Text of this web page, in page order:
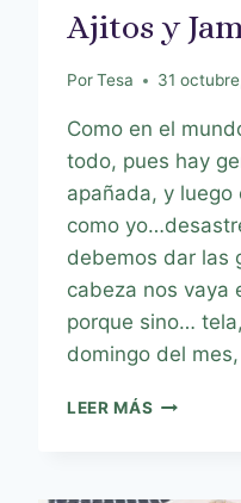
Ajitos y
PorTesa 31
Como en el
todo, pues hay
apañada, y luego
como
debemos dar las
cabeza nos vaya
porque sino…
domingo del
LEER MÁS